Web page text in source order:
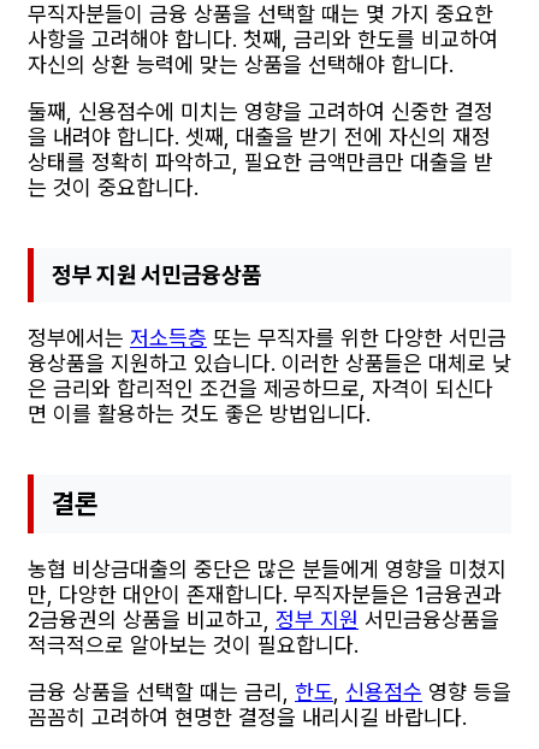
무직자분들이 금융 상품을 선택할 때는 몇 가지 중요한
사항을 고려해야 합니다. 첫째, 금리와 한도를 비교하여
자신의 상환 능력에 맞는 상품을 선택해야 합니다.
둘째, 신용점수에 미치는 영향을 고려하여 신중한 결정
을 내려야 합니다. 셋째, 대출을 받기 전에 자신의 재정
상태를 정확히 파악하고, 필요한 금액만큼만 대출을 받
는 것이 중요합니다.
정부 지원 서민금융상품
정부에서는 저소득층 또는 무직자를 위한 다양한 서민금
융상품을 지원하고 있습니다. 이러한 상품들은 대체로 낮
은 금리와 합리적인 조건을 제공하므로, 자격이 되신다
면 이를 활용하는 것도 좋은 방법입니다.
결론
농협 비상금대출의 중단은 많은 분들에게 영향을 미쳤지
만, 다양한 대안이 존재합니다. 무직자분들은 1금융권과
2금융권의 상품을 비교하고, 정부 지원 서민금융상품을
적극적으로 알아보는 것이 필요합니다.
금융 상품을 선택할 때는 금리, 한도 신용점수 영향 등을
꼼꼼히 고려하여 현명한 결정을 내리시길 바랍니다.